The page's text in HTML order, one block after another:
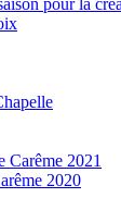
Carême 2021
2020